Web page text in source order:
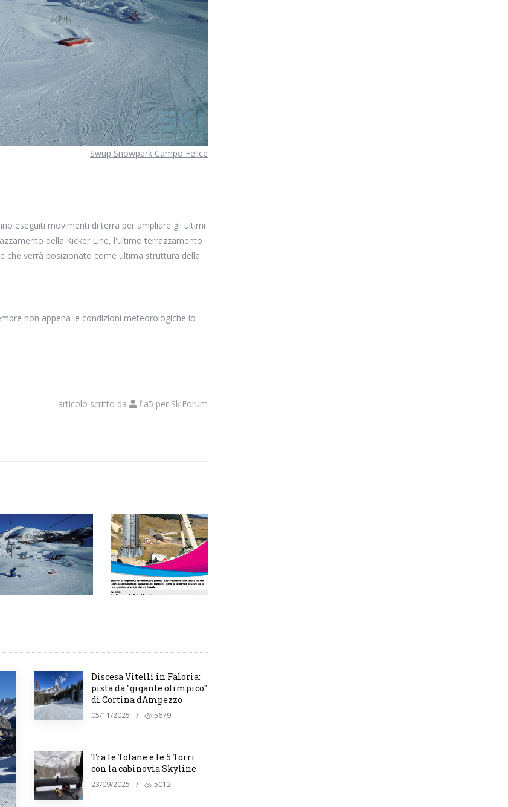
Swup Snowpark Campo Felice
eseguiti movimenti di terra per ampliare gli ultimi
della Kicker Line, l'ultimo terrazzamento
che verrà posizionato come ultima struttura della
non appena le condizioni meteorologiche lo
articolo scritto da fla5 per SkiForum
Discesa Vitelli in Faloria:
pista da "gigante olimpico"
di Cortina dAmpezzo
05/11/2025 / 5679
Tra le Tofane e le 5 Torri
con la cabinovia Skyline
23/09/2025 / 5012